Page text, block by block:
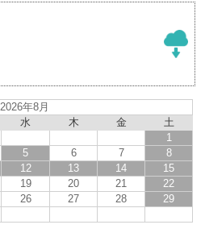
2026年8月
水 木 金
土
1
5 6 7
8
12 13 14
15
19 20 21
22
26 27 28
29